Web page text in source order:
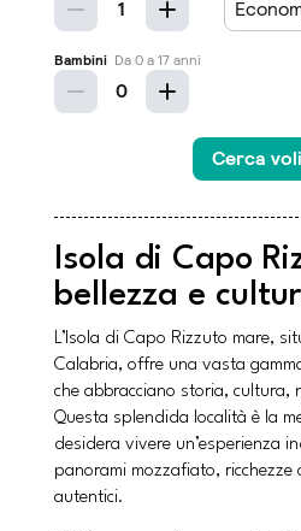
Isola di Capo
bellezza e
L’Isola di Capo Rizzuto mare,
Calabria, offre una vasta
che abbracciano storia, cultura,
Questa splendida località è la
desidera vivere un’esperienza
panorami mozzafiato, ricchezze
autentici.